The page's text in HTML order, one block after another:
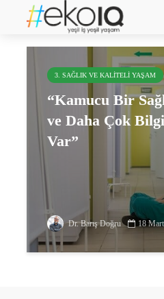
kamu sağlık sistemi
3. SAĞLIK VE KALITELI YAŞAM
“Kamucu Bir
ve Daha Çok
Var”
Dr. Barış Doğru 18